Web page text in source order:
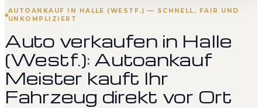
AUTOANKAUF IN HALLE (WESTF.) — SCHNELL, FAIR UND
UNKOMPLIZIERT
Auto verkaufen in Halle
(Westf.): Autoankauf
Meister kauft Ihr
Fahrzeug direkt vor Ort